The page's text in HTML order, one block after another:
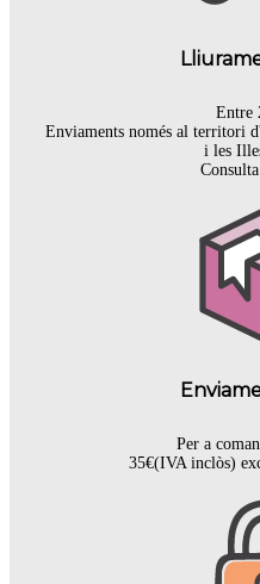
Entre
Enviaments només al territori
i les
Per a
35€(IVA inclòs)